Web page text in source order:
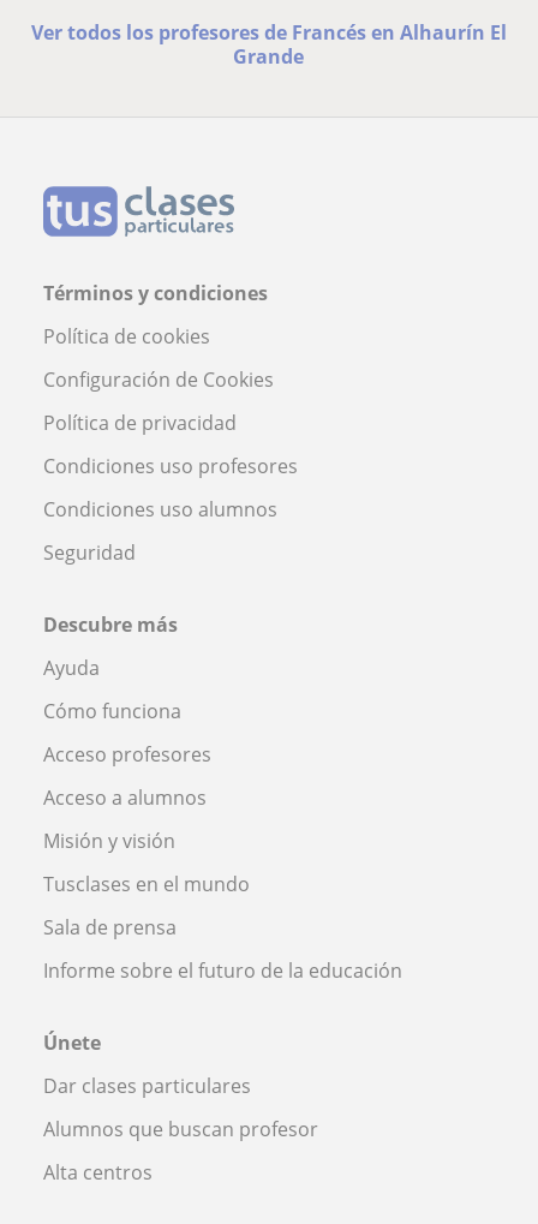
Ver todos los profesores de Francés en Alhaurín El
Grande
Términos y condiciones
Política de cookies
Configuración de Cookies
Política de privacidad
Condiciones uso profesores
Condiciones uso alumnos
Seguridad
Descubre más
Ayuda
Cómo funciona
Acceso profesores
Acceso a alumnos
Misión y visión
Tusclases en el mundo
Sala de prensa
Informe sobre el futuro de la educación
Únete
Dar clases particulares
Alumnos que buscan profesor
Alta centros